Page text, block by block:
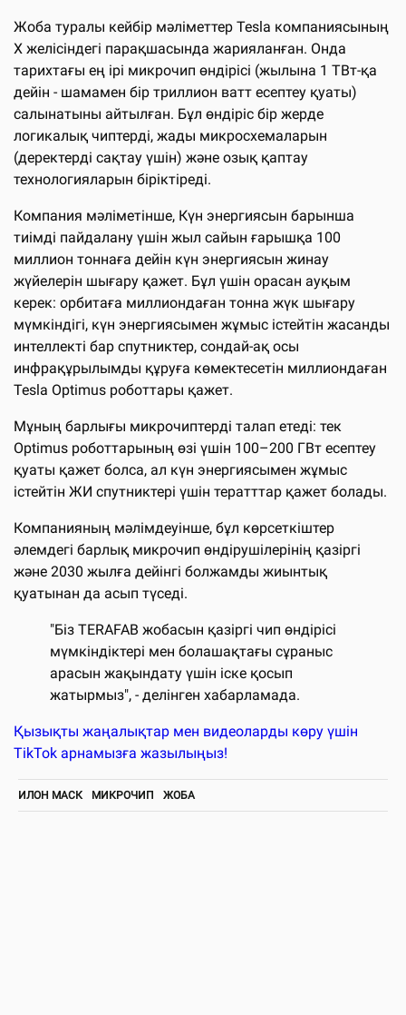
Жоба туралы кейбір мәліметтер Tesla компаниясының
X желісіндегі парақшасында жарияланған. Онда
тарихтағы ең ірі микрочип өндірісі (жылына 1 ТВт-қа
дейін - шамамен бір триллион ватт есептеу қуаты)
салынатыны айтылған. Бұл өндіріс бір жерде
логикалық чиптерді, жады микросхемаларын
(деректерді сақтау үшін) және озық қаптау
технологияларын біріктіреді.
Компания мәліметінше, Күн энергиясын барынша
тиімді пайдалану үшін жыл сайын ғарышқа 100
миллион тоннаға дейін күн энергиясын жинау
жүйелерін шығару қажет. Бұл үшін орасан ауқым
керек: орбитаға миллиондаған тонна жүк шығару
мүмкіндігі, күн энергиясымен жұмыс істейтін жасанды
интеллекті бар спутниктер, сондай-ақ осы
инфрақұрылымды құруға көмектесетін миллиондаған
Tesla Optimus роботтары қажет.
Мұның барлығы микрочиптерді талап етеді: тек
Optimus роботтарының өзі үшін 100–200 ГВт есептеу
қуаты қажет болса, ал күн энергиясымен жұмыс
істейтін ЖИ спутниктері үшін тератттар қажет болады.
Компанияның мәлімдеуінше, бұл көрсеткіштер
әлемдегі барлық микрочип өндірушілерінің қазіргі
және 2030 жылға дейінгі болжамды жиынтық
қуатынан да асып түседі.
"Біз TERAFAB жобасын қазіргі чип өндірісі
мүмкіндіктері мен болашақтағы сұраныс
арасын жақындату үшін іске қосып
жатырмыз", - делінген хабарламада.
Қызықты жаңалықтар мен видеоларды көру үшін
TikTok арнамызға жазылыңыз!
ИЛОН МАСК МИКРОЧИП ЖОБА